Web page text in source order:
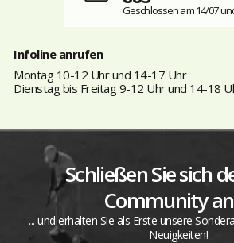
Geschlossen am 14/07
Infoline anrufen
Montag 10-12 Uhr und 14-17 Uhr
Dienstag bis Freitag 9-12 Uhr und 14-18
Schließen Sie sich
Community
... und erhalten Sie als Erste unsere
Neuigkeiten!